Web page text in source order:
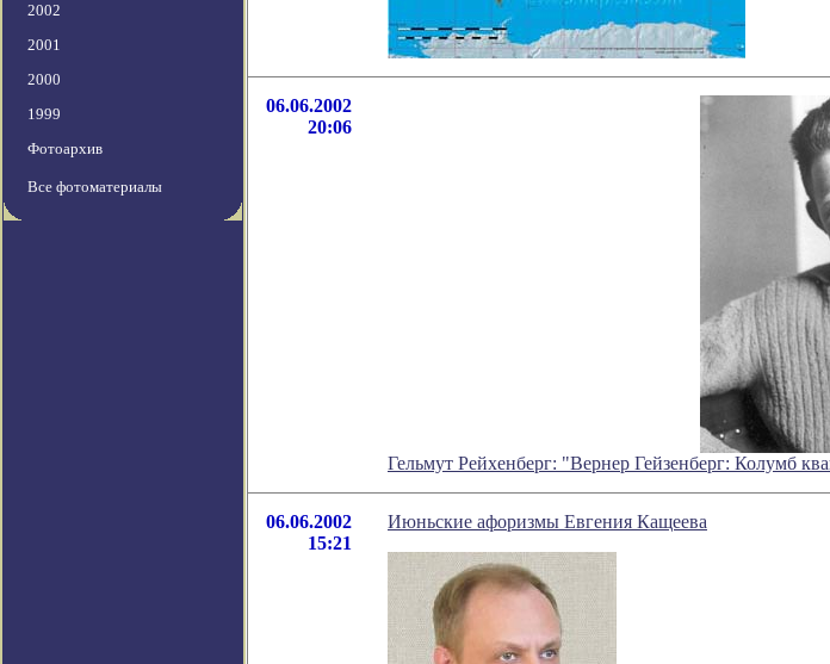
2002
2001
2000
1999
Фотоархив
Все фотоматериалы
06.06.2002
20:06
Гельмут Рейхенберг: "Вернер Гейзенберг: Колумб
06.06.2002
15:21
Июньские афоризмы Евгения Кащеева